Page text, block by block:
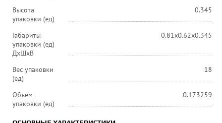
Высота
упаковки (ед)
0.345
Габариты
упаковки (ед)
ДхШхВ
0.81x0.62x0.345
Вес упаковки
(ед)
18
Объем
упаковки (ед)
0.173259